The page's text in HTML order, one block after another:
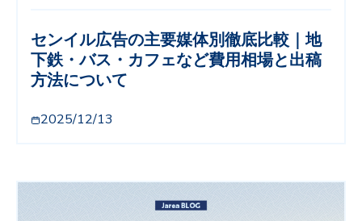
センイル広告の主要媒体別徹底比較｜地
下鉄・バス・カフェなど費用相場と出稿
方法について
2025/12/13